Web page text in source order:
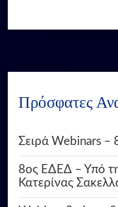
Πρόσφατες
Σειρά Webinars –
8ος ΕΔΕΔ – Υπό
Κατερίνας